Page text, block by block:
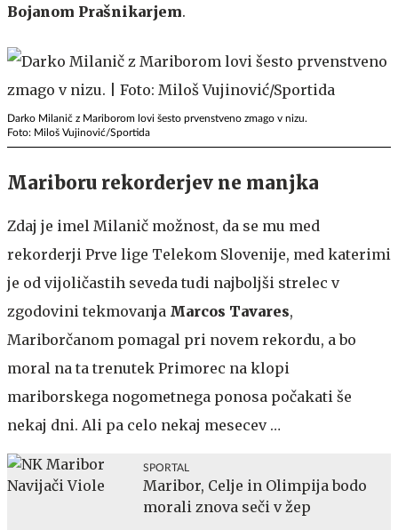
Bojanom Prašnikarjem.
Darko Milanič z Mariborom lovi šesto prvenstveno zmago v nizu.
Foto: Miloš Vujinović/Sportida
Mariboru rekorderjev ne manjka
Zdaj je imel Milanič možnost, da se mu med
rekorderji Prve lige Telekom Slovenije, med katerimi
je od vijoličastih seveda tudi najboljši strelec v
zgodovini tekmovanja Marcos Tavares,
Mariborčanom pomagal pri novem rekordu, a bo
moral na ta trenutek Primorec na klopi
mariborskega nogometnega ponosa počakati še
nekaj dni. Ali pa celo nekaj mesecev …
SPORTAL
Maribor, Celje in Olimpija bodo
morali znova seči v žep